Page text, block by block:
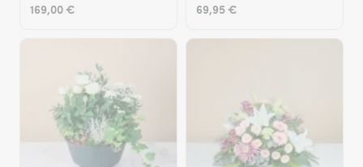
169,00 € 69,95 €